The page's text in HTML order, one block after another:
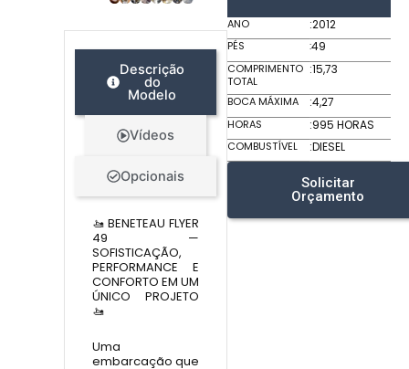
Descrição
do
Modelo
Vídeos
Opcionais
🚤 BENETEAU FLYER
49 —
SOFISTICAÇÃO,
PERFORMANCE E
CONFORTO EM UM
ÚNICO PROJETO
🚤
Uma
embarcação que
ANO :2012
PÉS :49
COMPRIMENTO
TOTAL
:15,73
BOCA MÁXIMA :4,27
HORAS :995 HORAS
COMBUSTÍVEL :DIESEL
Solicitar
Orçamento